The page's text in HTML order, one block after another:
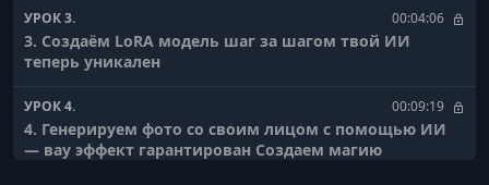
УРОК 3. 00:04:06
3. Создаём LoRA модель шаг за шагом твой ИИ
теперь уникален
УРОК 4. 00:09:19
4. Генерируем фото со своим лицом с помощью ИИ
— вау эффект гарантирован Создаем магию